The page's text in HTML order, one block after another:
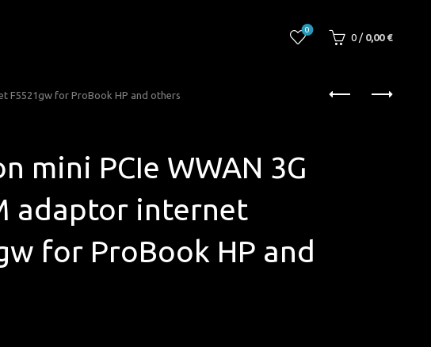
0
0 / 0,00 €
F5521gw for ProBook HP and others
mini PCIe WWAN 3G
adaptor internet
for ProBook HP and